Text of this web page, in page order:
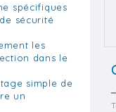
spécifiques
sécurité
les
dans le
simple de
un